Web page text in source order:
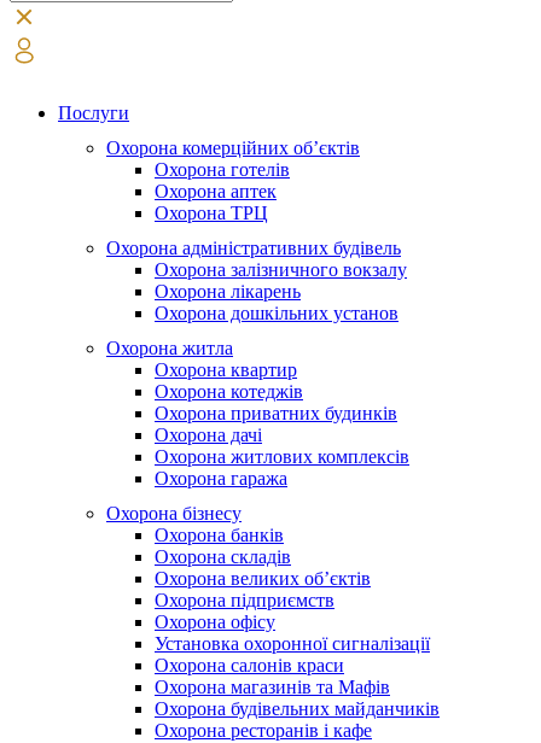
Послуги
Охорона комерційних об’єктів
Охорона готелів
Охорона аптек
Охорона ТРЦ
Охорона адміністративних будівель
Охорона залізничного вокзалу
Охорона лікарень
Охорона дошкільних установ
Охорона житла
Охорона квартир
Охорона котеджів
Охорона приватних будинків
Охорона дачі
Охорона житлових комплексів
Охорона гаража
Охорона бізнесу
Охорона банків
Охорона складів
Охорона великих об’єктів
Охорона підприємств
Охорона офісу
Установка охоронної сигналізації
Охорона салонів краси
Охорона магазинів та Мафів
Охорона будівельних майданчиків
Охорона ресторанів і кафе